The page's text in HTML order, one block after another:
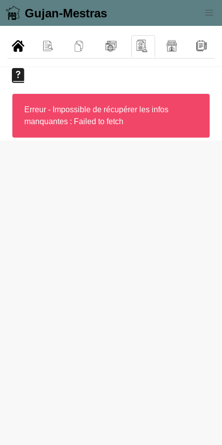
Gujan-Mestras
Erreur - Impossible de récupérer les infos
manquantes : Failed to fetch